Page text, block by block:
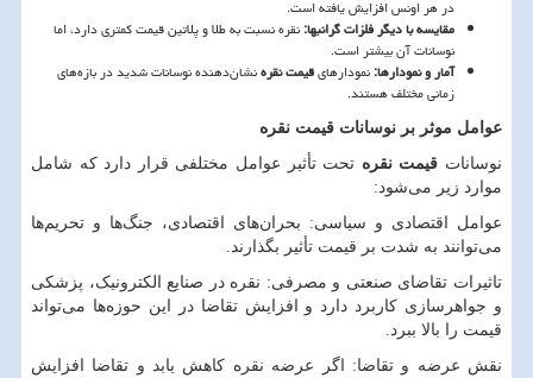
در هر اونس افزایش یافته است.
مقایسه با دیگر فلزات گرانبها:نقره نسبت به طلا و پلاتین قیمت کمتری دارد، اما
نوسانات آن بیشتر است.
آمار و نمودارها:نمودارهایقیمت نقرهنشاندهنده نوسانات شدید در بازههای
زمانی مختلف هستند.
عوامل موثر بر نوسانات قیمت نقره
نوسانات قیمت نقره تحت تأثیر عوامل مختلفی قرار دارد که شامل
موارد زیر میشود:
عوامل اقتصادی و سیاسی: بحرانهای اقتصادی، جنگها و تحریمها
میتوانند به شدت بر قیمت تأثیر بگذارند.
تاثیرات تقاضای صنعتی و مصرفی: نقره در صنایع الکترونیک، پزشکی
و جواهرسازی کاربرد دارد و افزایش تقاضا در این حوزهها میتواند
قیمت را بالا ببرد.
نقش عرضه و تقاضا: اگر عرضه نقره کاهش یابد و تقاضا افزایش